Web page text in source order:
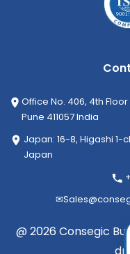
Office No. 406, 4th
Pune 411057 India
Japan: 16-8, Higashi 1-
Japan
✉
@ 2026 Consegic